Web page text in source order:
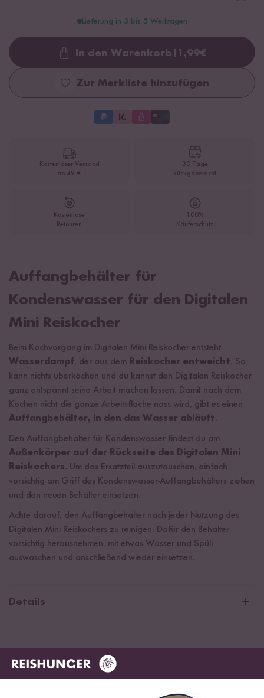
Lieferung in 3 bis 5 Werktagen
Loading...
In den Warenkorb 1,99€
Zur Merkliste hinzufügen
Kostenloser Versand
ab 49 €
30 Tage
Rückgaberecht
Kostenlose
Retouren
100%
Käuferschutz
Auffangbehälter für
Kondenswasser für den Digitalen
Mini Reiskocher
Beim Kochvorgang im Digitalen Mini Reiskocher entsteht
Wasserdampf, der aus dem Reiskocher entweicht. So
kann nichts überkochen und du kannst den Digitalen Reiskocher
ganz entspannt seine Arbeit machen lassen. Damit nach dem
Kochen nicht die ganze Arbeitsfläche nass wird, gibt es einen
Auffangbehälter, in den das Wasser abläuft.
Den Auffangbehälter für Kondenswasser findest du am
Außenkörper auf der Rückseite des Digitalen Mini
Reiskochers. Um das Ersatzteil auszutauschen, einfach
vorsichtig am Griff des Kondenswasser-Auffangbehälters ziehen
und den neuen Behälter einsetzen.
Achte darauf, den Auffangbehälter nach jeder Nutzung des
Digitalen Mini Reiskochers zu reinigen. Dafür den Behälter
vorsichtig herausnehmen, mit etwas Wasser und Spüli
auswaschen und anschließend wieder einsetzen.
Details
Das sagen unsere Kund:innen